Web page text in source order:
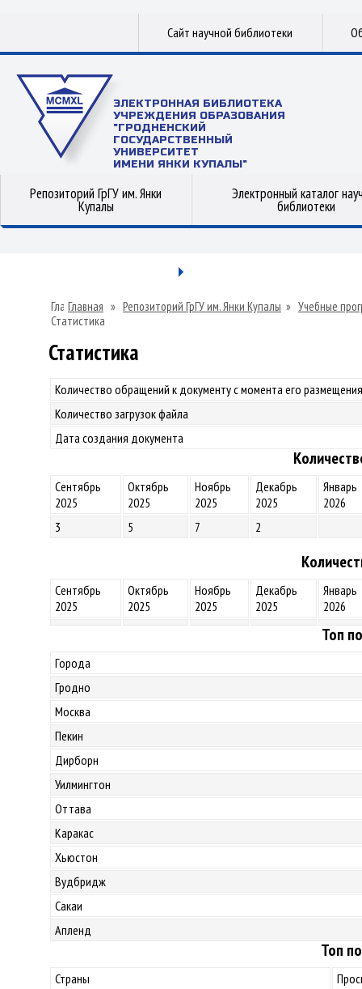
Сайт научной библиотеки
ЭЛЕКТРОННАЯ БИБЛИОТЕКА
УЧРЕЖДЕНИЯ ОБРАЗОВАНИЯ
"ГРОДНЕНСКИЙ
ГОСУДАРСТВЕННЫЙ
УНИВЕРСИТЕТ
ИМЕНИ ЯНКИ КУПАЛЫ"
Репозиторий ГрГУ им. Янки
Купалы
Электронный каталог
библиотеки
Главная » Репозиторий ГрГУ им. Янки Купалы » Учебные
Статистика
Статистика
Количество обращений к документу с момента его
Количество загрузок файла
Дата создания документа
Сентябрь
2025
Октябрь
2025
Ноябрь
2025
Декабрь
2025
Январь
2026
3
5 7 2
Сентябрь
2025
Октябрь
2025
Ноябрь
2025
Декабрь
2025
Январь
2026
Топ
Города
Гродно
Москва
Пекин
Дирборн
Уилмингтон
Оттава
Каракас
Хьюстон
Вудбридж
Сакаи
Апленд
Топ
Страны